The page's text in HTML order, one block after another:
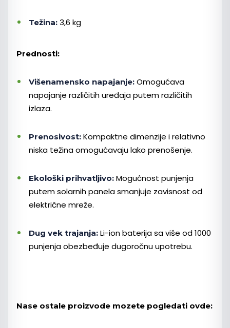
Težina: 3,6 kg
Prednosti:
Višenamensko napajanje: Omogućava
napajanje različitih uređaja putem različitih
izlaza.
Prenosivost: Kompaktne dimenzije i relativno
niska težina omogućavaju lako prenošenje.
Ekološki prihvatljivo: Mogućnost punjenja
putem solarnih panela smanjuje zavisnost od
električne mreže.
Dug vek trajanja: Li-ion baterija sa više od 1000
punjenja obezbeđuje dugoročnu upotrebu.
Nase ostale proizvode mozete pogledati ovde: